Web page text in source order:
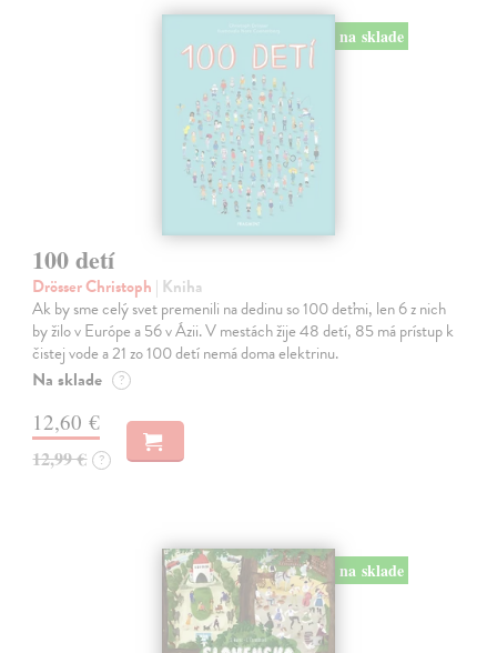
na sklade
100 detí
Drösser Christoph | Kniha
Ak by sme celý svet premenili na dedinu so 100 deťmi, len 6 z nich
by žilo v Európe a 56 v Ázii. V mestách žije 48 detí, 85 má prístup k
čistej vode a 21 zo 100 detí nemá doma elektrinu.
Na sklade ?
12,60 €
12,99 € ?
na sklade